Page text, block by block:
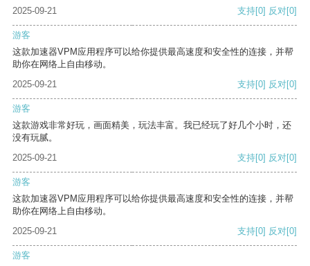
2025-09-21 支持[0] 反对[0]
游客
这款加速器VPM应用程序可以给你提供最高速度和安全性的连接，并帮
助你在网络上自由移动。
2025-09-21
支持[0] 反对[0]
游客
这款游戏非常好玩，画面精美，玩法丰富。我已经玩了好几个小时，还
没有玩腻。
2025-09-21
支持[0] 反对[0]
游客
这款加速器VPM应用程序可以给你提供最高速度和安全性的连接，并帮
助你在网络上自由移动。
2025-09-21
支持[0] 反对[0]
游客